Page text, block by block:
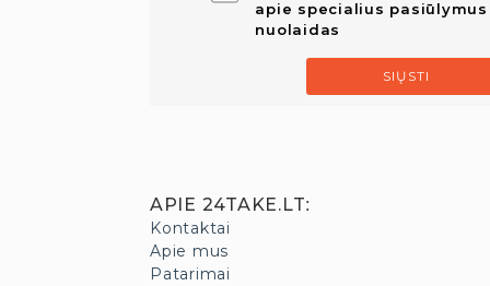
apie specialius
nuolaidas
SIŲSTI
APIE 24TAKE.LT:
Kontaktai
Apie mus
Patarimai